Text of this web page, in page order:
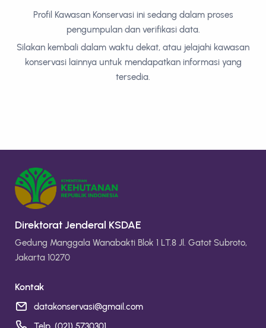
Profil Kawasan Konservasi ini sedang dalam proses
pengumpulan dan verifikasi data.
Silakan kembali dalam waktu dekat, atau jelajahi kawasan
konservasi lainnya untuk mendapatkan informasi yang
tersedia.
Direktorat Jenderal KSDAE
Gedung Manggala Wanabakti Blok 1 LT.8 Jl. Gatot Subroto,
Jakarta 10270
Kontak
datakonservasi@gmail.com